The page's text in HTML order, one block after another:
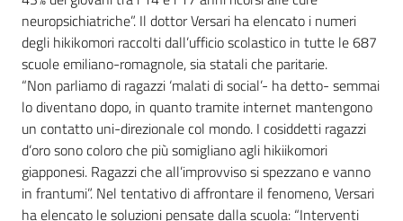
neuropsichiatriche”. Il dottor Versari ha elencato i numeri
degli hikikomori raccolti dall’ufficio scolastico in tutte le 687
scuole emiliano-romagnole, sia statali che paritarie.
“Non parliamo di ragazzi ‘malati di social’- ha detto- semmai
lo diventano dopo, in quanto tramite internet mantengono
un contatto uni-direzionale col mondo. I cosiddetti ragazzi
d’oro sono coloro che più somigliano agli hikiikomori
giapponesi. Ragazzi che all’improvviso si spezzano e vanno
in frantumi”. Nel tentativo di affrontare il fenomeno, Versari
ha elencato le soluzioni pensate dalla scuola: “Interventi